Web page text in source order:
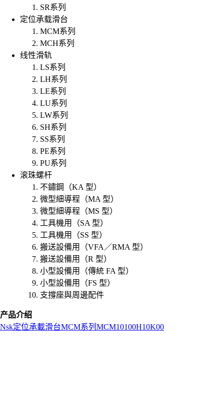
SR系列
定位承载滑台
MCM系列
MCH系列
线性滑轨
LS系列
LH系列
LE系列
LU系列
LW系列
SH系列
SS系列
PE系列
PU系列
滚珠螺杆
不鏽鋼（KA 型）
微型細導程（MA 型）
微型細導程（MS 型）
工具機用（SA 型）
工具機用（SS 型）
搬送設備用（VFA／RMA 型）
搬送設備用（R 型）
小型設備用（傳統 FA 型）
小型設備用（FS 型）
支撐座與周邊配件
产品介绍
Nsk定位承載滑台MCM系列 MCM10100H10K00